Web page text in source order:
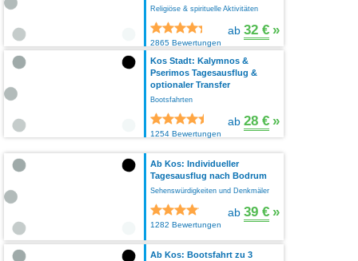
Religiöse & spirituelle Aktivitäten
2865 Bewertungen
ab 32 € »
Kos Stadt: Kalymnos &
Pserimos Tagesausflug &
optionaler Transfer
Bootsfahrten
1254 Bewertungen
ab 28 € »
Ab Kos: Individueller
Tagesausflug nach Bodrum
Sehenswürdigkeiten und Denkmäler
1282 Bewertungen
ab 39 € »
Ab Kos: Bootsfahrt zu 3